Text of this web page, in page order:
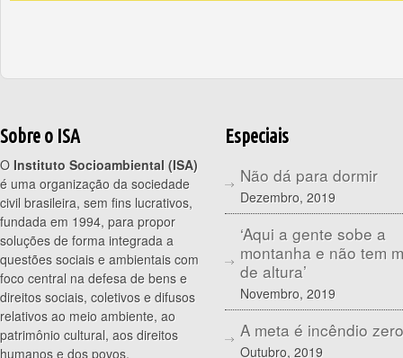
Sobre o ISA
O Instituto Socioambiental (ISA)
é uma organização da sociedade
civil brasileira, sem fins lucrativos,
fundada em 1994, para propor
soluções de forma integrada a
questões sociais e ambientais com
foco central na defesa de bens e
direitos sociais, coletivos e difusos
relativos ao meio ambiente, ao
patrimônio cultural, aos direitos
humanos e dos povos.
Especiais
Não dá para dormir
Dezembro, 2019
‘Aqui a gente sobe a
montanha e não tem
de altura’
Novembro, 2019
A meta é incêndio zero
Outubro, 2019